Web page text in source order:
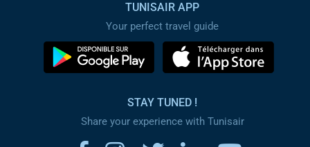
TUNISAIR APP
Your perfect travel guide
STAY TUNED !
Share your experience with Tunisair